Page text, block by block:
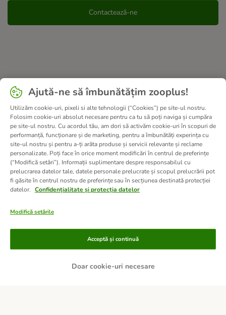
Contactează-ne
Metode de plată
PLATĂ RAMBURS LA LIVRARE TRANSFER BANCAR
Ajută-ne să îmbunătățim zooplus!
Utilizăm cookie-uri, pixeli si alte tehnologii (“Cookies”) pe site-ul nostru.
Folosim cookie-uri absolut necesare pentru ca tu să poți naviga și cumpăra
pe site-ul nostru. Cu acordul tău, am dori să activăm cookie-uri în scopuri de
performanță, funcționare și de marketing, pentru a îmbunătăți experința cu
site-ul nostru și pentru a-ți arăta produse și servicii relevante și reclame
personalizate. Poți face în orice moment modificări în centrul de preferințe
(“Modifică setări”). Informații suplimentare despre responsabilul cu
prelucrarea datelor tale, datele personale prelucrate și scopul prelucrării pot
fi găsite în centrul nostru de preferințe sau în secțiunea destinată protecției
datelor. Confidențialitate și protecția datelor
Modifică setările
Doar cookie-uri necesare
Acceptă și continuă